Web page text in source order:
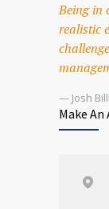
Being in
realistic
— Josh
Make